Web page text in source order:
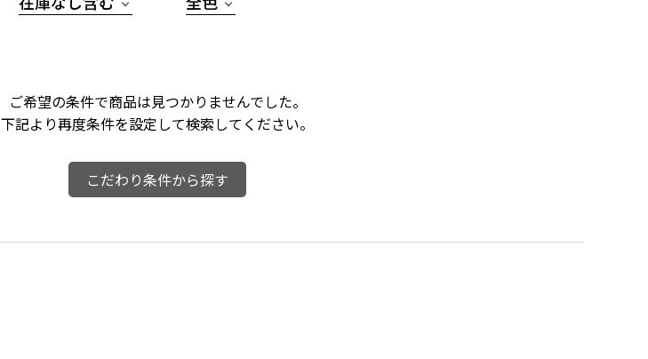
ご希望の条件で商品は見つかりませんでした。
下記より再度条件を設定して検索してください。
こだわり条件から探す